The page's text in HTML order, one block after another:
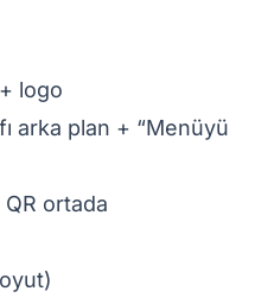
logo
arka plan + “Menüyü
ortada